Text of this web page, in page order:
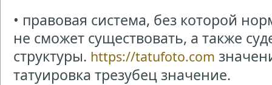
• правовая система, без которой
не сможет существовать, а также
структуры. https://tatufoto.com
татуировка трезубец значение.